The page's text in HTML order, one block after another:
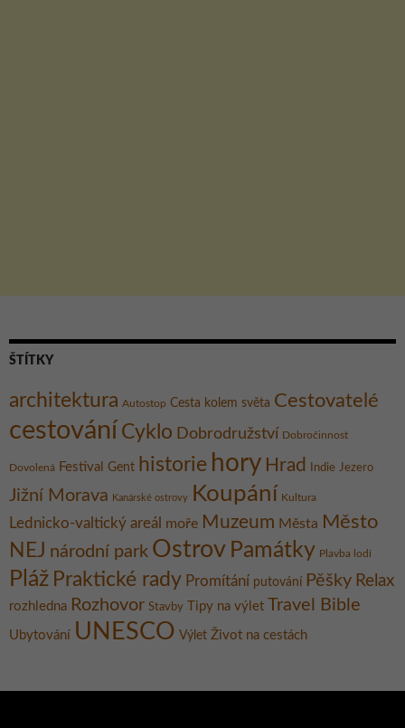
ŠTÍTKY
architektura Autostop Cesta kolem světa Cestovatelé
cestování Cyklo Dobrodružství Dobročinnost
Dovolená Festival Gent historie hory Hrad Indie Jezero
Jižní Morava Kanárské ostrovy Koupání Kultura
Lednicko-valtický areál moře Muzeum Města Město
NEJ národní park Ostrov Památky Plavba lodí
Pláž Praktické rady Promítání putování Pěšky Relax
rozhledna Rozhovor Stavby Tipy na výlet Travel Bible
Ubytování UNESCO Výlet Život na cestách